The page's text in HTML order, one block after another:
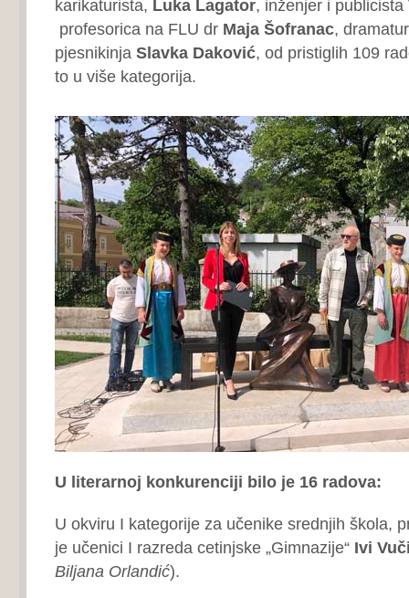
karikaturista, Luka Lagator, inženjer i publicista
profesorica na FLU dr Maja Šofranac,
pjesnikinja Slavka Daković, od pristiglih 109
to u više kategorija.
U literarnoj konkurenciji bilo je 16 radova:
U okviru I kategorije za učenike srednjih škola,
je učenici I razreda cetinjske „Gimnazije“ Ivi
Biljana Orlandić).